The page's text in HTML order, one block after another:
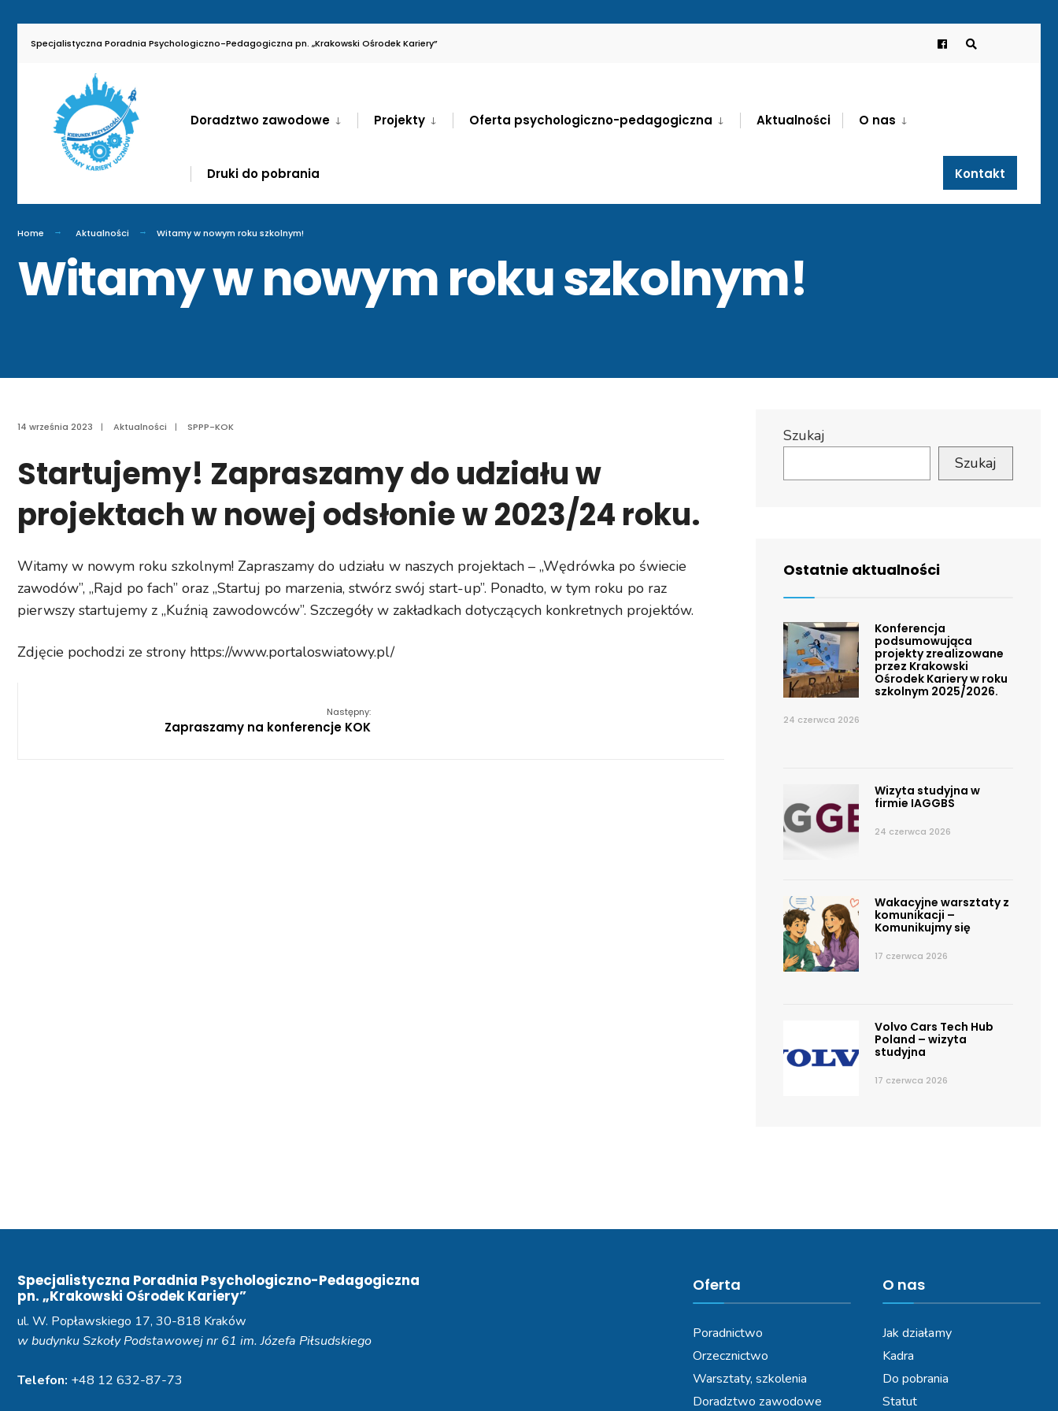
Skip
Specjalistyczna Poradnia Psychologiczno-Pedagogiczna pn. „Krakowski Ośrodek Kariery”
Doradztwo zawodowe Projekty Oferta psychologiczno-pedagogiczna Aktualności O nas
Druki do pobrania Kontakt
Home Aktualności Witamy w nowym roku szkolnym!
Witamy w nowym roku szkolnym!
14 września 2023 | Aktualności | SPPP-KOK
Startujemy! Zapraszamy do udziału w
projektach w nowej odsłonie w 2023/24 roku.
Witamy w nowym roku szkolnym! Zapraszamy do udziału w naszych projektach – „Wędrówka po świecie
zawodów”, „Rajd po fach” oraz „Startuj po marzenia, stwórz swój start-up”. Ponadto, w tym roku po raz
pierwszy startujemy z „Kuźnią zawodowców”. Szczegóły w zakładkach dotyczących konkretnych projektów.
Zdjęcie pochodzi ze strony https://www.portaloswiatowy.pl/
Następny:
Zapraszamy na konferencje KOK
Szukaj
Szukaj
Ostatnie aktualności
Konferencja
podsumowująca
projekty zrealizowane
przez Krakowski
Ośrodek Kariery w roku
szkolnym 2025/2026.
24 czerwca 2026
Wizyta studyjna w
firmie IAGGBS
24 czerwca 2026
Wakacyjne warsztaty z
komunikacji –
Komunikujmy się
17 czerwca 2026
Volvo Cars Tech Hub
Poland – wizyta
studyjna
17 czerwca 2026
Specjalistyczna Poradnia Psychologiczno-Pedagogiczna
pn. „Krakowski Ośrodek Kariery”
ul. W. Popławskiego 17, 30-818 Kraków
w budynku Szkoły Podstawowej nr 61 im. Józefa Piłsudskiego
Telefon: +48 12 632-87-73
Oferta
Poradnictwo
Orzecznictwo
Warsztaty, szkolenia
Doradztwo zawodowe
O nas
Jak działamy
Kadra
Do pobrania
Statut
Window